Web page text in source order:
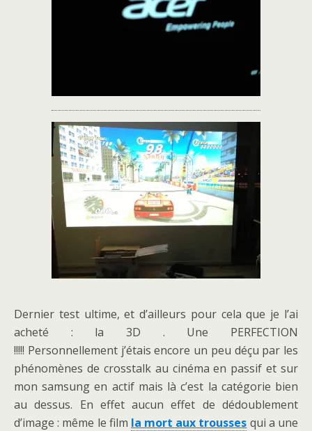
Dernier test ultime, et d’ailleurs pour cela que je l’ai
acheté : la 3D . Une PERFECTION
!!!!! Personnellement j’étais encore un peu déçu par les
phénomènes de crosstalk au cinéma en passif et sur
mon samsung en actif mais là c’est la catégorie bien
au dessus. En effet aucun effet de dédoublement
d’image : même le film la mort aux trousses qui a une